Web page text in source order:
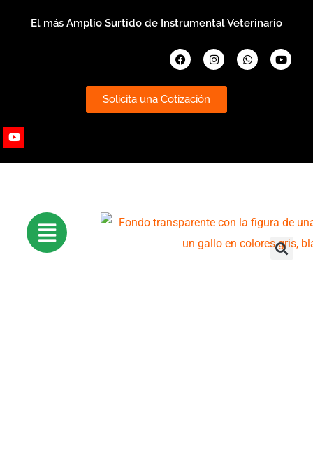
El más Amplio Surtido de Instrumental Veterinario
FacebookInstagramWhatsapp
Solicita una Cotización
Youtube